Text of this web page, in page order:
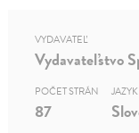
VYDAVATEĽ
Vydavateľstvo
POČET STRÁN
87
JAZYK